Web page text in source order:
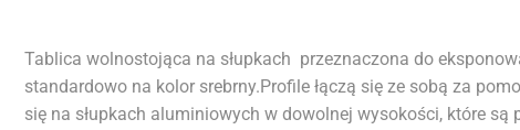
Tablica wolnostojąca na słupkach przeznaczona do
standardowo na kolor srebrny.Profile łączą się ze sobą za
się na słupkach aluminiowych w dowolnej wysokości, które